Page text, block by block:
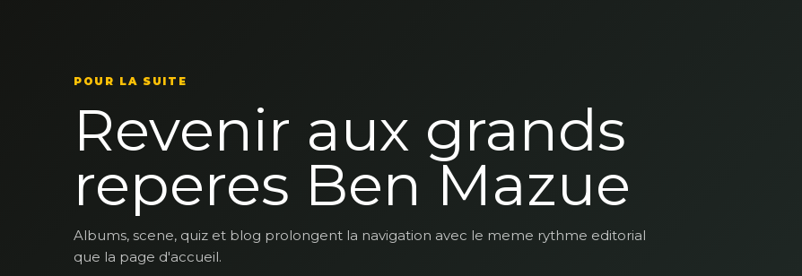
POUR LA SUITE
Revenir aux grands
reperes Ben Mazue
Albums, scene, quiz et blog prolongent la navigation avec le meme rythme editorial
que la page d'accueil.